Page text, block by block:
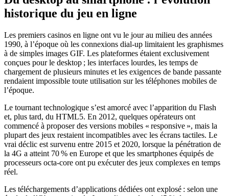
historique du jeu en ligne
Les premiers casinos en ligne ont vu le jour au milieu des années
1990, à l’époque où les connexions dial‑up limitaient les graphismes
à de simples images GIF. Les plateformes étaient exclusivement
conçues pour le desktop ; les interfaces lourdes, les temps de
chargement de plusieurs minutes et les exigences de bande passante
rendaient impossible toute utilisation sur les téléphones mobiles de
l’époque.
Le tournant technologique s’est amorcé avec l’apparition du Flash
et, plus tard, du HTML5. En 2012, quelques opérateurs ont
commencé à proposer des versions mobiles « responsive », mais la
plupart des jeux restaient incompatibles avec les écrans tactiles. Le
vrai déclic est survenu entre 2015 et 2020, lorsque la pénétration de
la 4G a atteint 70 % en Europe et que les smartphones équipés de
processeurs octa‑core ont pu exécuter des jeux complexes en temps
réel.
Les téléchargements d’applications dédiées ont explosé : selon une